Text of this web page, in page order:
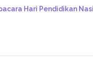
Hari Pendidikan